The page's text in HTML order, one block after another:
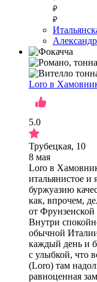
Loro в
5.0
Трубецкая, 10
8 мая
Loro в
итальянистое и
буржуазию
как, впрочем,
от
Внутри
обычной
каждый день и
с улыбкой, что
(Loro) там
равноценная